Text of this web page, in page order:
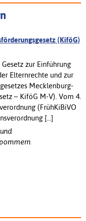
(KiföG)
zur Einführung
Elternrechte und zur
Mecklenburg-
– KiföG M-V). Vom 4.
(FrühKiBiVO
[...]